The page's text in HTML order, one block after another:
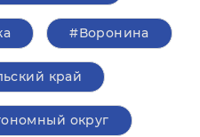
#Воронина
край
округ